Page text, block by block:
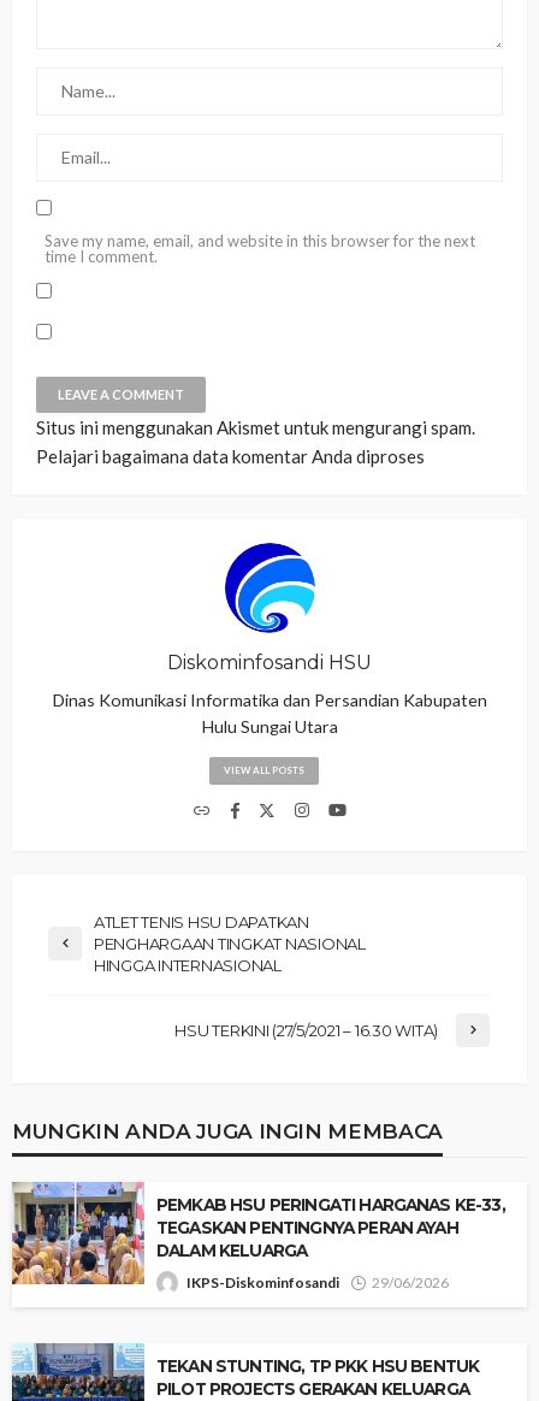
Save my name, email, and website in this browser for the next
time I comment.
Situs ini menggunakan Akismet untuk mengurangi spam.
Pelajari bagaimana data komentar Anda diproses
Diskominfosandi HSU
Dinas Komunikasi Informatika dan Persandian Kabupaten
Hulu Sungai Utara
VIEW ALL POSTS
ATLET TENIS HSU DAPATKAN
PENGHARGAAN TINGKAT NASIONAL
HINGGA INTERNASIONAL
HSU TERKINI (27/5/2021 – 16.30 WITA)
MUNGKIN ANDA JUGA INGIN MEMBACA
PEMKAB HSU PERINGATI HARGANAS KE-33,
TEGASKAN PENTINGNYA PERAN AYAH
DALAM KELUARGA
IKPS-Diskominfosandi 29/06/2026
‎​TEKAN STUNTING, TP PKK HSU BENTUK
PILOT PROJECTS GERAKAN KELUARGA